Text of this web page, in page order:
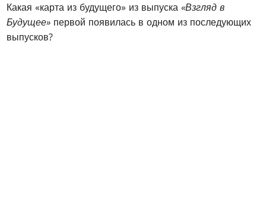
Какая «карта из будущего» из выпуска«Взгляд в
Будущее» первой появилась в одном из последующих
выпусков?